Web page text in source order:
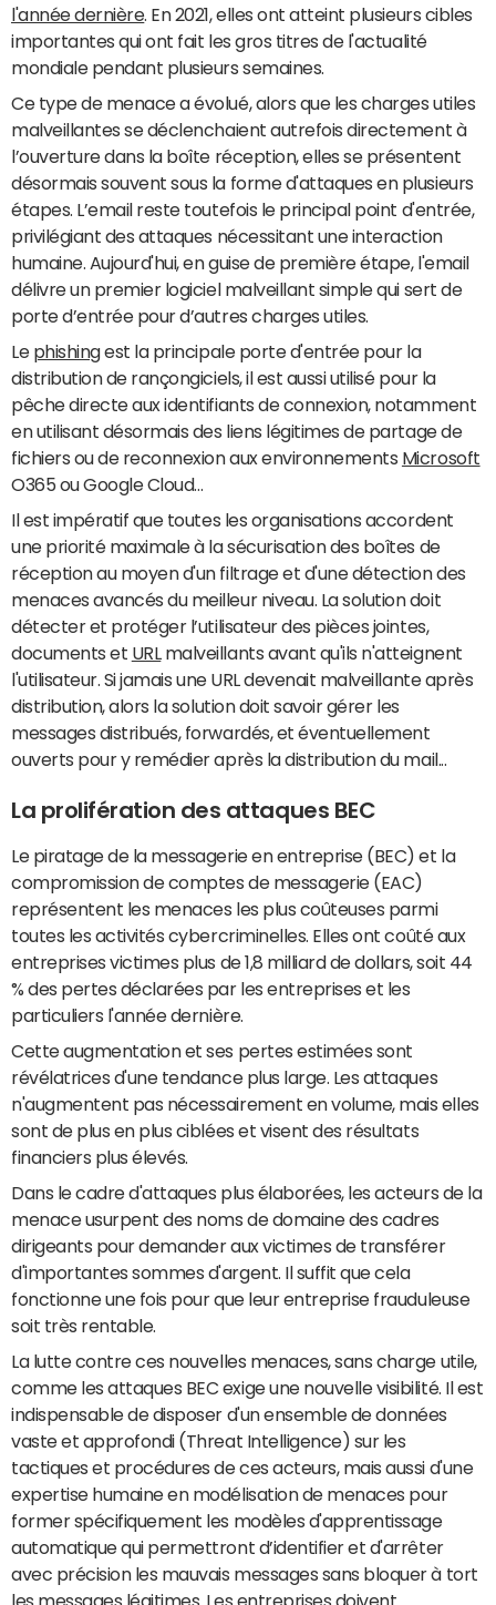
l'année dernière. En 2021, elles ont atteint plusieurs cibles
importantes qui ont fait les gros titres de l'actualité
mondiale pendant plusieurs semaines.
Ce type de menace a évolué, alors que les charges utiles
malveillantes se déclenchaient autrefois directement à
l’ouverture dans la boîte réception, elles se présentent
désormais souvent sous la forme d'attaques en plusieurs
étapes. L’email reste toutefois le principal point d'entrée,
privilégiant des attaques nécessitant une interaction
humaine. Aujourd'hui, en guise de première étape, l'email
délivre un premier logiciel malveillant simple qui sert de
porte d’entrée pour d’autres charges utiles.
Le phishingest la principale porte d'entrée pour la
distribution de rançongiciels, il est aussi utilisé pour la
pêche directe aux identifiants de connexion, notamment
en utilisant désormais des liens légitimes de partage de
fichiers ou de reconnexion aux environnements Microsoft
O365 ou Google Cloud…
Il est impératif que toutes les organisations accordent
une priorité maximale à la sécurisation des boîtes de
réception au moyen d'un filtrage et d'une détection des
menaces avancés du meilleur niveau. La solution doit
détecter et protéger l’utilisateur des pièces jointes,
documents et URL malveillants avant qu'ils n'atteignent
l'utilisateur. Si jamais une URL devenait malveillante après
distribution, alors la solution doit savoir gérer les
messages distribués, forwardés, et éventuellement
ouverts pour y remédier après la distribution du mail...
La prolifération des attaques BEC
Le piratage de la messagerie en entreprise (BEC) et la
compromission de comptes de messagerie (EAC)
représentent les menaces les plus coûteuses parmi
toutes les activités cybercriminelles. Elles ont coûté aux
entreprises victimes plus de 1,8 milliard de dollars, soit 44
% des pertes déclarées par les entreprises et les
particuliers l'année dernière.
Cette augmentation et ses pertes estimées sont
révélatrices d'une tendance plus large. Les attaques
n'augmentent pas nécessairement en volume, mais elles
sont de plus en plus ciblées et visent des résultats
financiers plus élevés.
Dans le cadre d'attaques plus élaborées, les acteurs de la
menace usurpent des noms de domaine des cadres
dirigeants pour demander aux victimes de transférer
d'importantes sommes d'argent. Il suffit que cela
fonctionne une fois pour que leur entreprise frauduleuse
soit très rentable.
La lutte contre ces nouvelles menaces, sans charge utile,
comme les attaques BEC exige une nouvelle visibilité. Il est
indispensable de disposer d'un ensemble de données
vaste et approfondi (Threat Intelligence) sur les
tactiques et procédures de ces acteurs, mais aussi d'une
expertise humaine en modélisation de menaces pour
former spécifiquement les modèles d'apprentissage
automatique qui permettront d’identifier et d'arrêter
avec précision les mauvais messages sans bloquer à tort
les messages légitimes. Les entreprises doivent